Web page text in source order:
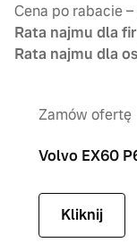
Cena po rabacie
Rata najmu dla
Rata najmu dla
Zamów ofertę
Volvo EX60
Kliknij